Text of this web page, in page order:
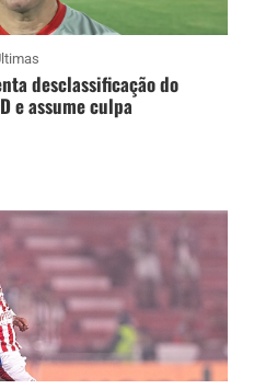
desclassificação do
e assume culpa